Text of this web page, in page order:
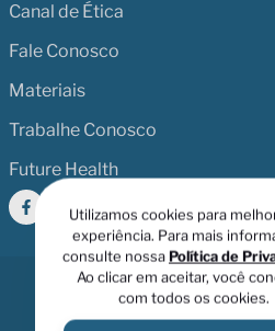
Canal de Ética
Fale Conosco
Materiais
Trabalhe Conosco
Future Health
Av. Dr. Chucri Zaidan,
São Paulo - SP, 04583-
Utilizamos cookies para
experiência. Para mais
consulte nossa Política de
Ao clicar em aceitar, você
com todos os cookies.